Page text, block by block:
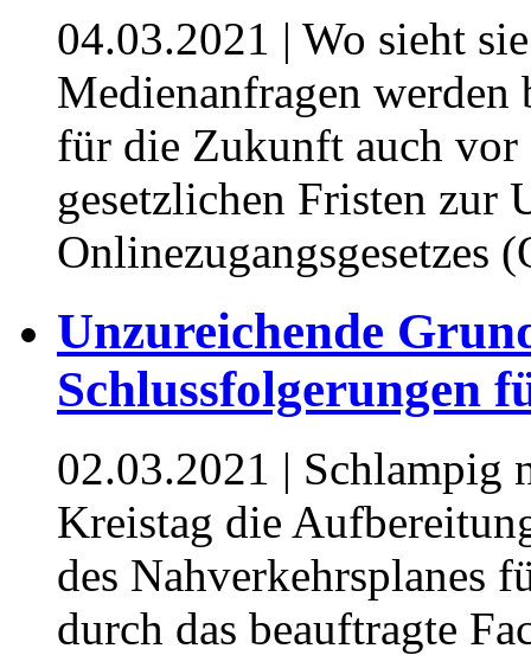
04.03.2021 | Wo sieht
Medienanfragen werden
für die Zukunft auch vor
gesetzlichen Fristen zur
Onlinezugangsgesetzes
Unzureichende
Schlussfolgerungen
02.03.2021 | Schlampig
Kreistag die
des Nahverkehrsplanes
durch das beauftragte